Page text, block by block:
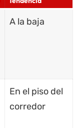
A la baja
En el piso del
corredor